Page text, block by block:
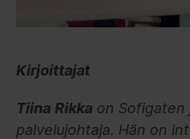
Kirjoittajat
Tiina Rikka on Sofigaten
palvelujohtaja. Hän on